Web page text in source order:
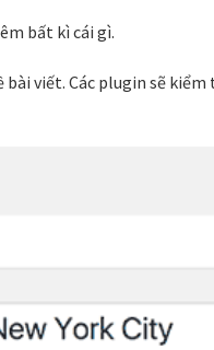
bất kì cái gì.
bài viết. Các plugin sẽ